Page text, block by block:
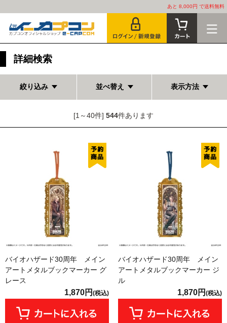
あと 8,000円 で送料無料
詳細検索
絞り込み 並べ替え 表示方法
[1～40件] 544件あります
バイオハザード30周年 メイン
アートメタルブックマーカー グ
レース
1,870円 (税込)
バイオハザード30周年 メイン
アートメタルブックマーカー ジ
ル
1,870円 (税込)